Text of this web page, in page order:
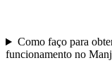
Como faço para
funcionamento no